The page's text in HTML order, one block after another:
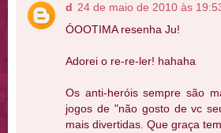
d 24 de maio de 2010 às
ÓOOTIMA resenha Ju!
Adorei o re-re-ler! hahaha
Os anti-heróis sempre são
jogos de "não gosto de vc
mais divertidas. Que graça